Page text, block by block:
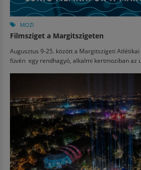
MOZI
Filmsziget a Margitszigeten
Augusztus 9-25. között a Margitszigeti
füvén egy rendhagyó, alkalmi kertmoziban az